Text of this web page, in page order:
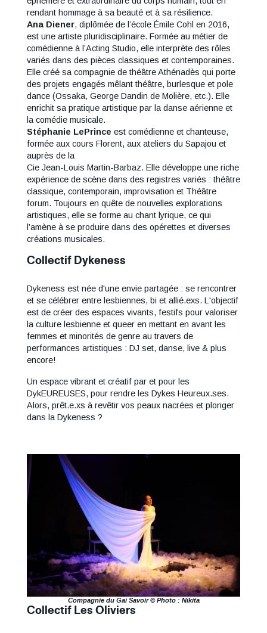
Gauche
rendant hommage à sa beauté et à sa résilience.
Ana Diener, diplômée de l’école Émile Cohl en 2016,
est une artiste pluridisciplinaire. Formée au métier de
comédienne à l’Acting Studio, elle interprète des rôles
variés dans des pièces classiques et contemporaines.
Elle créé sa compagnie de théâtre Athénadès qui porte
des projets engagés mêlant théâtre, burlesque et pole
dance (Ossaka, George Dandin de Molière, etc.). Elle
enrichit sa pratique artistique par la danse aérienne et
la comédie musicale.
Stéphanie LePrince est comédienne et chanteuse,
formée aux cours Florent, aux ateliers du Sapajou et
auprès de la
Cie Jean-Louis Martin-Barbaz. Elle développe une riche
expérience de scène dans des registres variés : théâtre
classique, contemporain, improvisation et Théâtre
forum. Toujours en quête de nouvelles explorations
artistiques, elle se forme au chant lyrique, ce qui
l’amène à se produire dans des opérettes et diverses
créations musicales.
Collectif Dykeness
Dykeness est née d'une envie partagée : se rencontrer
et se célébrer entre lesbiennes, bi et allié.exs. L'objectif
est de créer des espaces vivants, festifs pour valoriser
la culture lesbienne et queer en mettant en avant les
femmes et minorités de genre au travers de
performances artistiques : DJ set, danse, live & plus
encore!
Un espace vibrant et créatif par et pour les
DykEUREUSES, pour rendre les Dykes Heureux.ses.
Alors, prêt.e.xs à revêtir vos peaux nacrées et plonger
dans la Dykeness ?
Compagnie du Gai Savoir © Photo : Nikita
Texte
Collectif Les Oliviers